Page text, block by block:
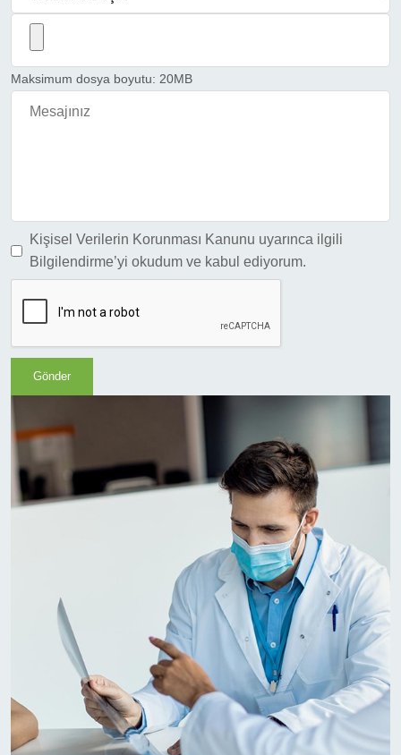
Maksimum dosya boyutu: 20MB
Kişisel Verilerin Korunması Kanunu uyarınca ilgili
Bilgilendirme’yi okudum ve kabul ediyorum.
Gönder